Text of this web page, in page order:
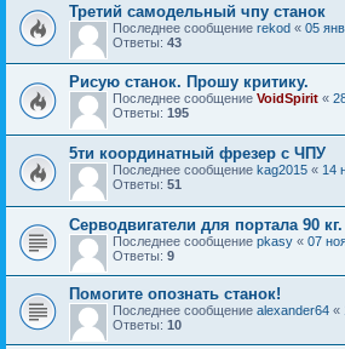
Третий самодельный чпу станок
Последнее сообщение rekod « 05
Ответы: 43
Рисую станок. Прошу критику.
Последнее сообщение VoidSpirit «
Ответы: 195
5ти координатный фрезер с ЧПУ
Последнее сообщение kag2015 « 14
Ответы: 51
Серводвигатели для портала 90 кг.
Последнее сообщение pkasy « 07
Ответы: 9
Помогите опознать станок!
Последнее сообщение alexander64 «
Ответы: 10